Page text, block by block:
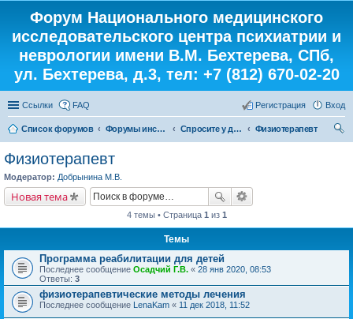
Форум Национального медицинского
исследовательского центра психиатрии и
неврологии имени В.М. Бехтерева, СПб,
ул. Бехтерева, д.3, тел: +7 (812) 670-02-20
Ссылки FAQ Вход
Регистрация
Список форумов Форумы института Спросите у доктора
Физиотерапевт
Физиотерапевт
Модератор: Добрынина М.В.
Новая тема
4 темы • Страница 1 из 1
Темы
Программа реабилитации для детей
Последнее сообщение Осадчий Г.В. « 28 янв 2020, 08:53
Ответы: 3
физиотерапевтические методы лечения
Последнее сообщение LenaKam « 11 дек 2018, 11:52